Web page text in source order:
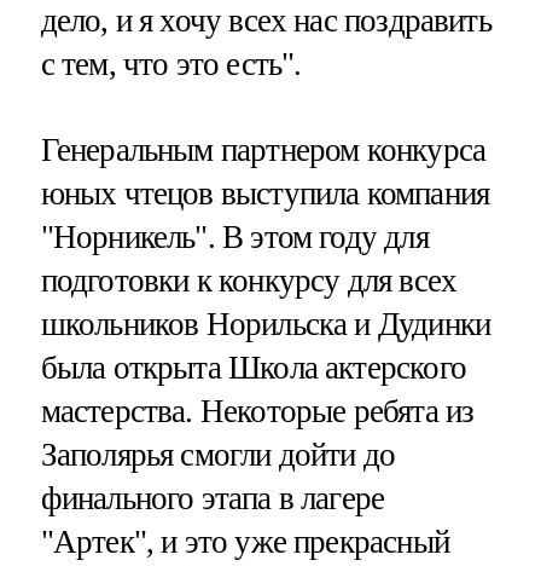
дело, и я хочу всех нас поздравить
с тем, что это есть".
Генеральным партнером конкурса
юных чтецов выступила компания
"Норникель". В этом году для
подготовки к конкурсу для всех
школьников Норильска и Дудинки
была открыта Школа актерского
мастерства. Некоторые ребята из
Заполярья смогли дойти до
финального этапа в лагере
"Артек", и это уже прекрасный